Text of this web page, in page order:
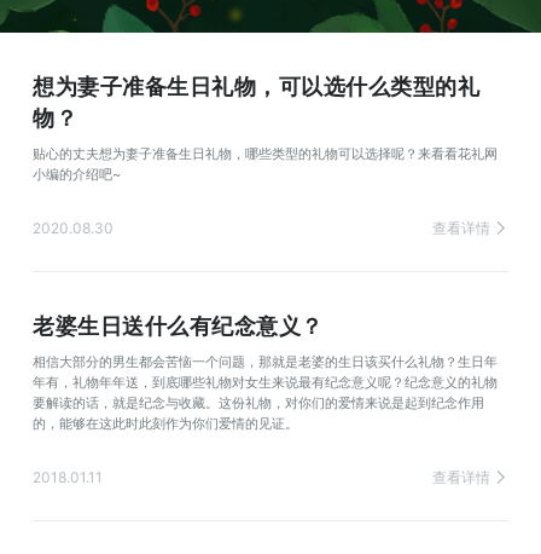
想为妻子准备生日礼物，可以选什么类型的礼
物？
贴心的丈夫想为妻子准备生日礼物，哪些类型的礼物可以选择呢？来看看花礼网
小编的介绍吧~
2020.08.30 查看详情
老婆生日送什么有纪念意义？
相信大部分的男生都会苦恼一个问题，那就是老婆的生日该买什么礼物？生日年
年有，礼物年年送，到底哪些礼物对女生来说最有纪念意义呢？纪念意义的礼物
要解读的话，就是纪念与收藏。这份礼物，对你们的爱情来说是起到纪念作用
的，能够在这此时此刻作为你们爱情的见证。
2018.01.11 查看详情